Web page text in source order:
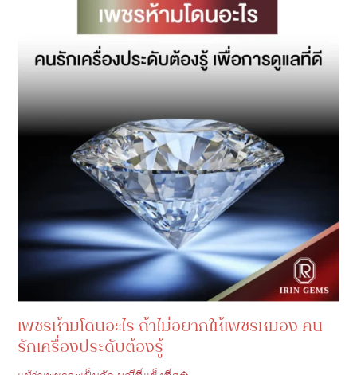
เพชรห้ามโดนอะไร ถ้าไม่อยากให้เพชรหมอง คน
รักเครื่องประดับต้องรู้